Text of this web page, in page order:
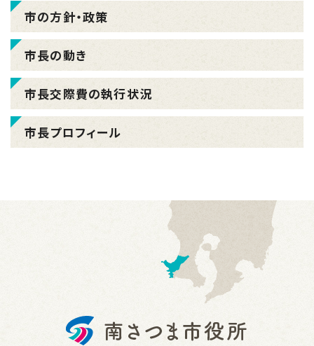
市の方針・政策
市長の動き
市長交際費の執行状況
市長プロフィール